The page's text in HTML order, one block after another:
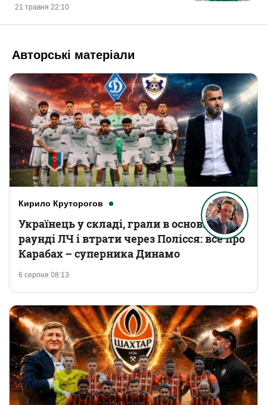
21 травня 22:10
Авторські матеріали
Кирило Круторогов
6 серпня 08:13
Українець у складі, грали в основному
раунді ЛЧ і втрати через Полісся: все про
Карабах – суперника Динамо